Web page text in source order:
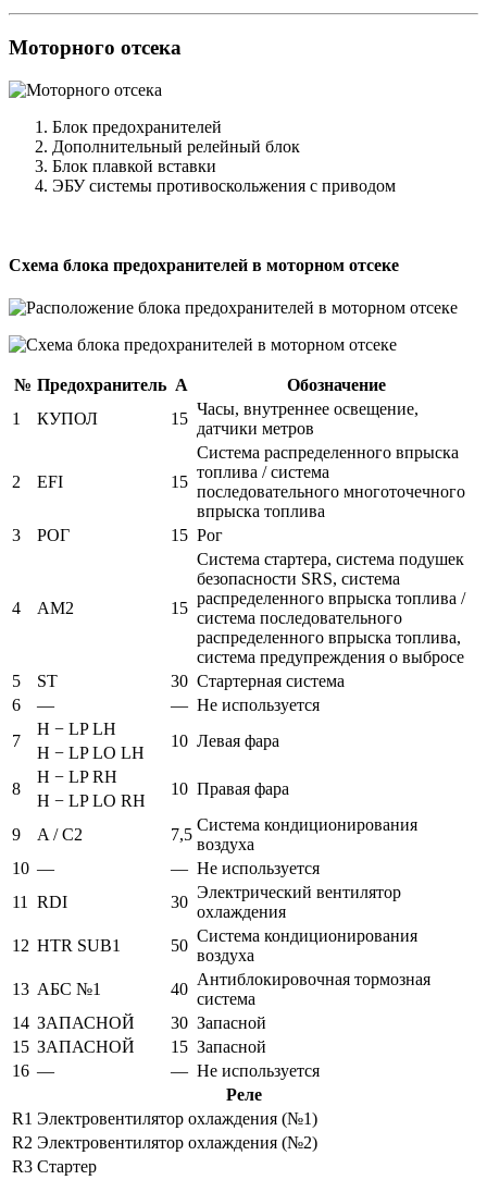
Моторного отсека
Блок предохранителей
Дополнительный релейный блок
Блок плавкой вставки
ЭБУ системы противоскольжения с приводом
Схема блока предохранителей в моторном отсеке
№ Предохранитель А
Обозначение
1
КУПОЛ 15
Часы, внутреннее освещение,
датчики метров
2 EFI 15
Система распределенного впрыска
топлива / система
последовательного многоточечного
впрыска топлива
3
РОГ 15 Рог
4 AM2 15
Система стартера, система подушек
безопасности SRS, система
распределенного впрыска топлива /
система последовательного
распределенного впрыска топлива,
система предупреждения о выбросе
5
ST 30 Стартерная система
6
— — Не используется
7
H − LP LH
10 Левая фара
H − LP LO LH
8
H − LP RH
10 Правая фара
H − LP LO RH
9
A / C2 7,5
Система кондиционирования
воздуха
10 — — Не используется
11
RDI 30
Электрический вентилятор
охлаждения
12 HTR SUB1 50
Система кондиционирования
воздуха
13 АБС №1 40
Антиблокировочная тормозная
система
14 ЗАПАСНОЙ 30 Запасной
15 ЗАПАСНОЙ 15 Запасной
16 — — Не используется
Реле
R1 Электровентилятор охлаждения (№1)
R2 Электровентилятор охлаждения (№2)
R3 Стартер